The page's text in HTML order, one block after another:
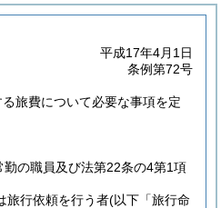
平成17年4月1日
条例第72号
旅費について必要な事項を定
の職員及び法第22条の4第1項
旅行依頼を行う者(以下「旅行命